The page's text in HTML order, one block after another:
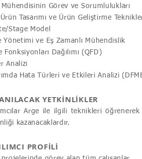
Görev ve Sorumlulukları
Tasarımı ve Ürün Geliştirme
Stage Model
Yönetimi ve Eş Zamanlı Mühendislik
Fonksiyonları Dağılımı (QFD)
Analizi
Hata Türleri ve Etkileri Analizi
YETKİNLİKLER
Arge ile ilgili teknikleri
kazanacaklardır.
PROFİLİ